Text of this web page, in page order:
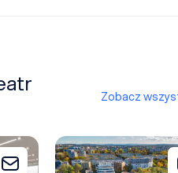
Zobacz
Dodaj do zapytania
Park Inn by Radisson